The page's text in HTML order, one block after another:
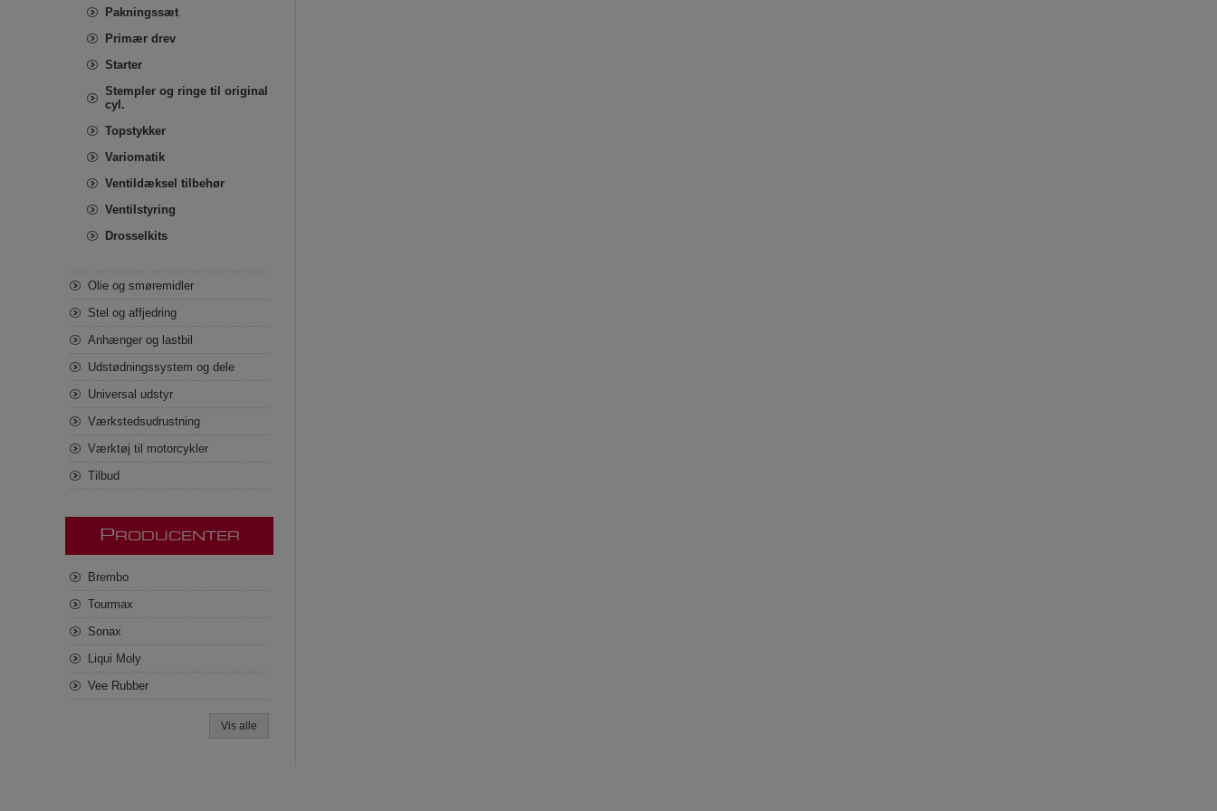
Pakningssæt
Primær drev
Starter
Stempler og ringe til original
cyl.
Topstykker
Variomatik
Ventildæksel tilbehør
Ventilstyring
Drosselkits
Olie og smøremidler
Stel og affjedring
Anhænger og lastbil
Udstødningssystem og dele
Universal udstyr
Værkstedsudrustning
Værktøj til motorcykler
Tilbud
P RODUCENTER
Brembo
Tourmax
Sonax
Liqui Moly
Vee Rubber
Vis alle